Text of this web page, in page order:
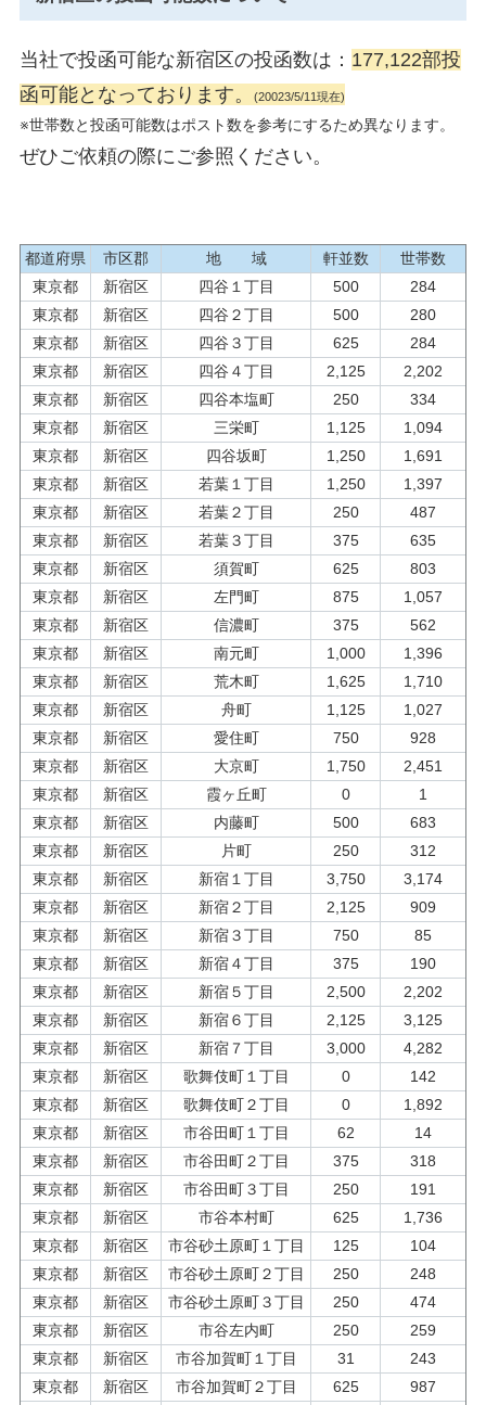
当社で投函可能な新宿区の投函数は： 177,122部投
函可能となっております。
(20023/5/11現在)
※世帯数と投函可能数はポスト数を参考にするため異なります。
ぜひご依頼の際にご参照ください。
都道府県 市区郡 地 域 軒並数
世帯数
東京都
新宿区 四谷１丁目 500
284
東京都
新宿区 四谷２丁目 500
280
東京都
新宿区 四谷３丁目 625
284
東京都
新宿区 四谷４丁目 2,125
2,202
東京都
新宿区 四谷本塩町 250
334
東京都
新宿区 三栄町 1,125
1,094
東京都
新宿区 四谷坂町 1,250
1,691
東京都
新宿区 若葉１丁目 1,250
1,397
東京都
新宿区 若葉２丁目 250
487
東京都
新宿区 若葉３丁目 375
635
東京都
新宿区 須賀町 625
803
東京都
新宿区 左門町 875
1,057
東京都
新宿区 信濃町 375
562
東京都
新宿区 南元町 1,000
1,396
東京都
新宿区 荒木町 1,625
1,710
東京都
新宿区 舟町 1,125
1,027
東京都
新宿区 愛住町 750
928
東京都
新宿区 大京町 1,750
2,451
東京都
新宿区 霞ヶ丘町 0
1
東京都
新宿区 内藤町 500
683
東京都
新宿区 片町 250
312
東京都
新宿区 新宿１丁目 3,750
3,174
東京都
新宿区 新宿２丁目 2,125
909
東京都
新宿区 新宿３丁目 750
85
東京都
新宿区 新宿４丁目 375
190
東京都
新宿区 新宿５丁目 2,500
2,202
東京都
新宿区 新宿６丁目 2,125
3,125
東京都
新宿区 新宿７丁目 3,000
4,282
東京都
新宿区 歌舞伎町１丁目 0
142
東京都
新宿区 歌舞伎町２丁目 0
1,892
東京都
新宿区 市谷田町１丁目 62
14
東京都
新宿区 市谷田町２丁目 375
318
東京都
新宿区 市谷田町３丁目 250
191
東京都
新宿区 市谷本村町 625
1,736
東京都
新宿区 市谷砂土原町１丁目 125
104
東京都
新宿区 市谷砂土原町２丁目 250
248
東京都
新宿区 市谷砂土原町３丁目 250
474
東京都
新宿区 市谷左内町 250
259
東京都
新宿区 市谷加賀町１丁目 31
243
東京都
新宿区 市谷加賀町２丁目 625
987